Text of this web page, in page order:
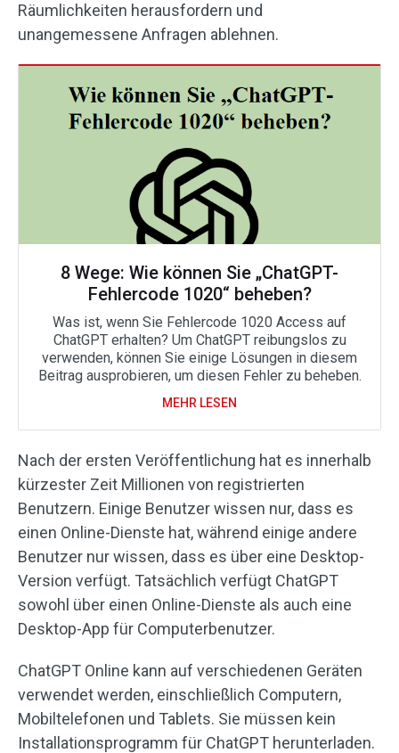
Räumlichkeiten herausfordern und
unangemessene Anfragen ablehnen.
8 Wege: Wie können Sie „ChatGPT-
Fehlercode 1020“ beheben?
Was ist, wenn Sie Fehlercode 1020 Access auf
ChatGPT erhalten? Um ChatGPT reibungslos zu
verwenden, können Sie einige Lösungen in diesem
Beitrag ausprobieren, um diesen Fehler zu beheben.
MEHR LESEN
Nach der ersten Veröffentlichung hat es innerhalb
kürzester Zeit Millionen von registrierten
Benutzern. Einige Benutzer wissen nur, dass es
einen Online-Dienste hat, während einige andere
Benutzer nur wissen, dass es über eine Desktop-
Version verfügt. Tatsächlich verfügt ChatGPT
sowohl über einen Online-Dienste als auch eine
Desktop-App für Computerbenutzer.
ChatGPT Online kann auf verschiedenen Geräten
verwendet werden, einschließlich Computern,
Mobiltelefonen und Tablets. Sie müssen kein
Installationsprogramm für ChatGPT herunterladen.